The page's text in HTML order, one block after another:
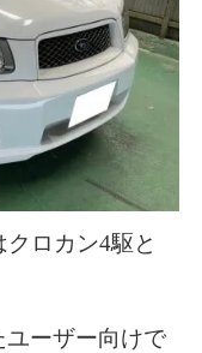
ロカン4駆と
ーザー向けで